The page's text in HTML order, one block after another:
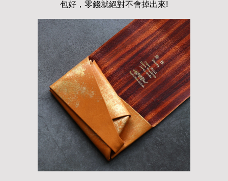
包好，零錢就絕對不會掉出來!